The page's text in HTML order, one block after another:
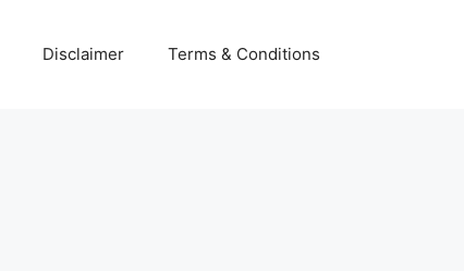
Disclaimer Terms & Conditions